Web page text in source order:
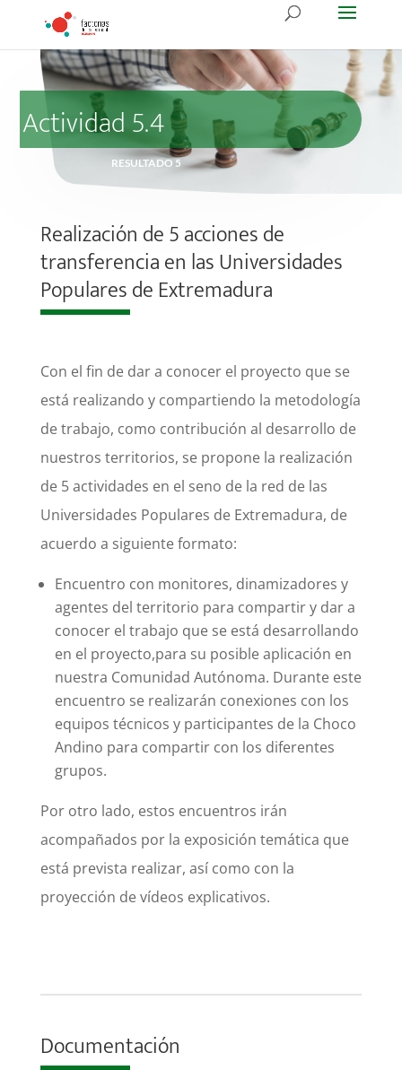
Actividad 5.4
RESULTADO 5
Realización de 5 acciones de
transferencia en las Universidades
Populares de Extremadura
Con el fin de dar a conocer el proyecto que se
está realizando y compartiendo la metodología
de trabajo, como contribución al desarrollo de
nuestros territorios, se propone la realización
de 5 actividades en el seno de la red de las
Universidades Populares de Extremadura, de
acuerdo a siguiente formato:
Encuentro con monitores, dinamizadores y
agentes del territorio para compartir y dar a
conocer el trabajo que se está desarrollando
en el proyecto,para su posible aplicación en
nuestra Comunidad Autónoma. Durante este
encuentro se realizarán conexiones con los
equipos técnicos y participantes de la Choco
Andino para compartir con los diferentes
grupos.
Por otro lado, estos encuentros irán
acompañados por la exposición temática que
está prevista realizar, así como con la
proyección de vídeos explicativos.
Documentación